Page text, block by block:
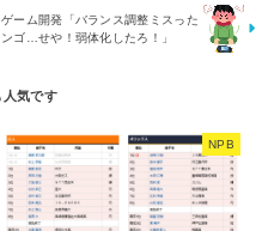
ゲーム開発「バランス調整ミスった
ンゴ…せや！弱体化したろ！」
NPB